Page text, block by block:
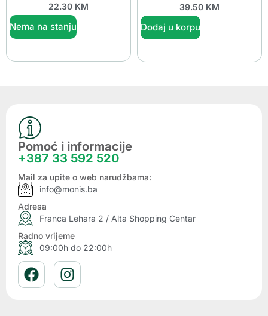
22.30 KM
Nema na stanju
39.50 KM
Dodaj u korpu
Pomoć i informacije
+387 33 592 520
Mail za upite o web narudžbama:
info@monis.ba
Adresa
Franca Lehara 2 / Alta Shopping Centar
Radno vrijeme
09:00h do 22:00h